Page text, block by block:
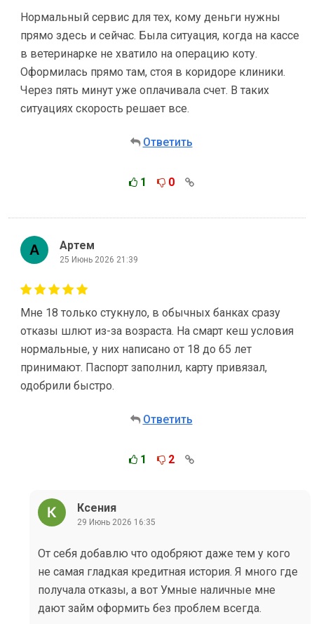
Нормальный сервис для тех, кому деньги нужны
прямо здесь и сейчас. Была ситуация, когда на кассе
в ветеринарке не хватило на операцию коту.
Оформилась прямо там, стоя в коридоре клиники.
Через пять минут уже оплачивала счет. В таких
ситуациях скорость решает все.
Ответить
1 0
Артем
25 Июнь 2026 21:39
Мне 18 только стукнуло, в обычных банках сразу
отказы шлют из-за возраста. На смарт кеш условия
нормальные, у них написано от 18 до 65 лет
принимают. Паспорт заполнил, карту привязал,
одобрили быстро.
Ответить
1 2
Ксения
29 Июнь 2026 16:35
От себя добавлю что одобряют даже тем у кого
не самая гладкая кредитная история. Я много где
получала отказы, а вот Умные наличные мне
дают займ оформить без проблем всегда.